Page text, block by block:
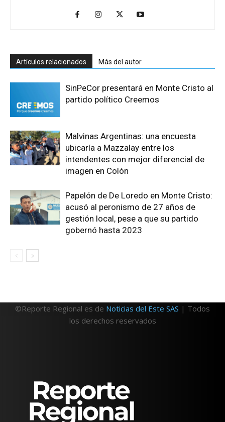
Artículos relacionados Más del autor
SinPeCor presentará en Monte Cristo al
partido político Creemos
Malvinas Argentinas: una encuesta
ubicaría a Mazzalay entre los
intendentes con mejor diferencial de
imagen en Colón
Papelón de De Loredo en Monte Cristo:
acusó al peronismo de 27 años de
gestión local, pese a que su partido
gobernó hasta 2023
©Reporte Regional es de Noticias del Este SAS | Todos
los derechos reservados